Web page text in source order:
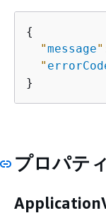
{
"message"
"
}
プロパティ